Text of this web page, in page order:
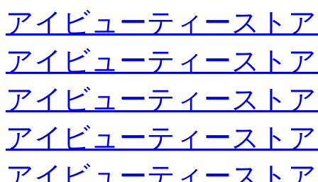
アイビューティースト
アイビューティースト
アイビューティースト
アイビューティースト